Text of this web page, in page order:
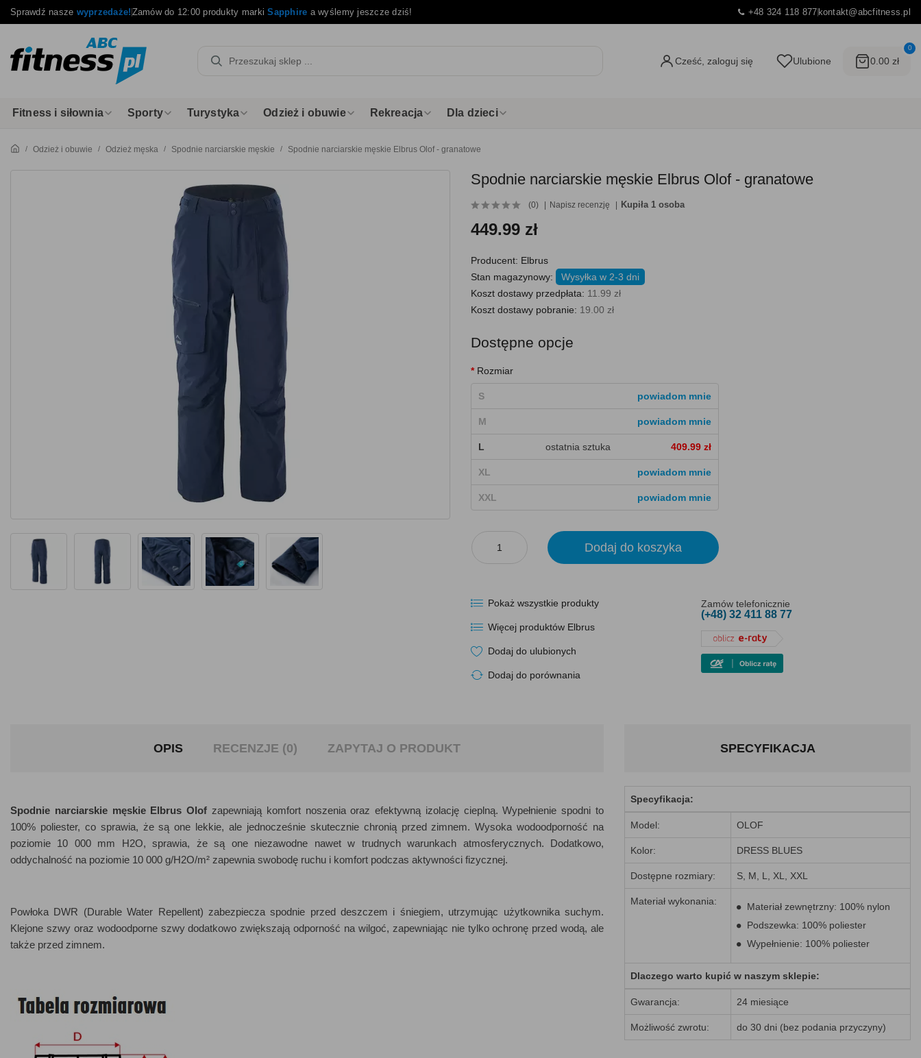
Sprawdź nasze wyprzedaże!Zamów do 12:00 produkty markiSapphire a wyślemy jeszcze dziś! +48 324 118 877kontakt@abcfitness.pl
Cześć, zaloguj się Ulubione
0
0.00 zł
Fitness i siłownia Sporty Turystyka Odzież i obuwie Rekreacja Dla dzieci
Odzież i obuwie Odzież męska Spodnie narciarskie męskie Spodnie narciarskie męskie Elbrus Olof - granatowe
Spodnie narciarskie męskie Elbrus Olof - granatowe
(0) Napisz recenzję Kupiła 1 osoba
449.99 zł
Producent: Elbrus
Stan magazynowy:
Wysyłka w 2-3 dni
Koszt dostawy przedpłata: 11.99 zł
Koszt dostawy pobranie: 19.00 zł
Dostępne opcje
Rozmiar
S powiadom mnie
M powiadom mnie
L ostatnia sztuka 409.99 zł
XL powiadom mnie
XXL powiadom mnie
Dodaj do koszyka
Pokaż wszystkie produkty
Więcej produktów Elbrus
Dodaj do ulubionych
Dodaj do porównania
Zamów telefonicznie
(+48) 32 411 88 77
OPIS RECENZJE (0) ZAPYTAJ O PRODUKT
Spodnie narciarskie męskie Elbrus Olof zapewniają komfort noszenia oraz efektywną izolację cieplną. Wypełnienie spodni to
100% poliester, co sprawia, że są one lekkie, ale jednocześnie skutecznie chronią przed zimnem. Wysoka wodoodporność na
poziomie 10 000 mm H2O, sprawia, że są one niezawodne nawet w trudnych warunkach atmosferycznych. Dodatkowo,
oddychalność na poziomie 10 000 g/H2O/m² zapewnia swobodę ruchu i komfort podczas aktywności fizycznej.
Powłoka DWR (Durable Water Repellent) zabezpiecza spodnie przed deszczem i śniegiem, utrzymując użytkownika suchym.
Klejone szwy oraz wodoodporne szwy dodatkowo zwiększają odporność na wilgoć, zapewniając nie tylko ochronę przed wodą, ale
także przed zimnem.
SPECYFIKACJA
Specyfikacja:
Model: OLOF
Kolor: DRESS BLUES
Dostępne rozmiary: S, M, L, XL, XXL
Materiał wykonania:
Materiał zewnętrzny: 100% nylon
Podszewka: 100% poliester
Wypełnienie: 100% poliester
Dlaczego warto kupić w naszym sklepie:
Gwarancja: 24 miesiące
Możliwość zwrotu: do 30 dni (bez podania przyczyny)